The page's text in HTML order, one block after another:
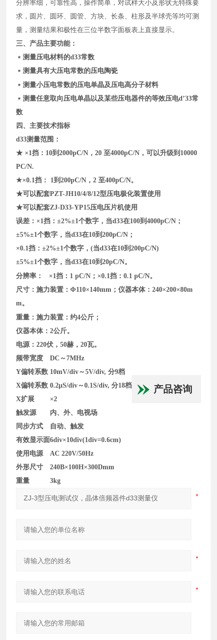
分辨率细，可靠性高，操作简单，对试样大小及形状无特殊要
求，圆片、圆环、圆管、方块、长条、柱形及半球壳等均可测
量，测量结果和极性在三位半数字面板表上直接显示。
三、产品主要功能：
﹡测量压电材料的d33常数
﹡测量具有大压电常数的压电陶瓷
﹡测量小压电常数的压电单晶及压电高分子材料
﹡测量任意取向压电单晶以及某些压电器件的等效压电d’33常
数
四、主要技术指标
d33测量范围：
★ ×1挡：10到2000pC/N，20 至4000pC/N，可以升级到10000
PC/N.
★×0.1挡： 1到200pC/N，2 至400pC/N。
★可以配套PZT-JH10/4/8/12型压电极化装置使用
★可以配套ZJ-D33-YP15压电压片机使用
误差：×1挡：±2%±1个数字，当d33在100到4000pC/N；
±5%±1个数字，当d33在10到200pC/N；
×0.1挡：±2%±1个数字，(当d33在10到200pC/N)
±5%±1个数字，当d33在10到20pC/N。
分辨率：
×1挡：1 pC/N；×0.1挡：0.1 pC/N。
尺寸：施力装置：Φ110×140mm；仪器本体：240×200×80m
m。
重量：施力装置：约4公斤；
仪器本体：2公斤。
电源：220伏，50赫，20瓦。
频带宽度
DC ～7MHz
Y偏转系数 10mV/div ～5V/div,分9档
X偏转系数 0.2μS/div ～0.1S/div,分18档
X扩展
×2
触发源
内、外、电视场
同步方式
自动、触发
有效显示面6div×10div(1div=0.6cm)
使用电源
AC 220V/50Hz
外形尺寸
240B×100H×300Dmm
重量
3kg
产品咨询